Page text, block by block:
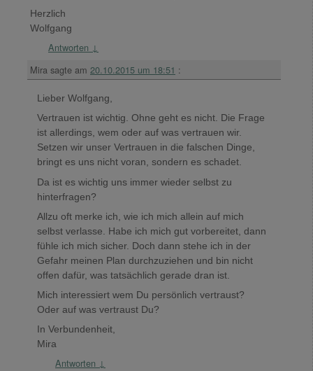
Herzlich
Wolfgang
Antworten ↓
Mira sagte am 20.10.2015 um 18:51 :
Lieber Wolfgang,
Vertrauen ist wichtig. Ohne geht es nicht. Die Frage
ist allerdings, wem oder auf was vertrauen wir.
Setzen wir unser Vertrauen in die falschen Dinge,
bringt es uns nicht voran, sondern es schadet.
Da ist es wichtig uns immer wieder selbst zu
hinterfragen?
Allzu oft merke ich, wie ich mich allein auf mich
selbst verlasse. Habe ich mich gut vorbereitet, dann
fühle ich mich sicher. Doch dann stehe ich in der
Gefahr meinen Plan durchzuziehen und bin nicht
offen dafür, was tatsächlich gerade dran ist.
Mich interessiert wem Du persönlich vertraust?
Oder auf was vertraust Du?
In Verbundenheit,
Mira
Antworten ↓